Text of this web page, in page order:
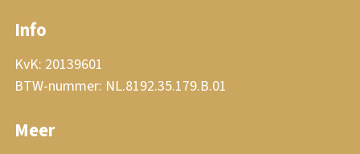
Info
KvK: 20139601
BTW-nummer: NL.8192.35.179.B.01
Meer